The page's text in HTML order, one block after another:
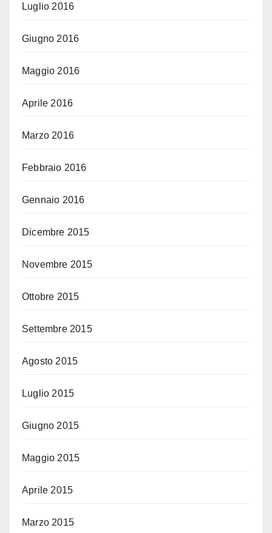
Luglio 2016
Giugno 2016
Maggio 2016
Aprile 2016
Marzo 2016
Febbraio 2016
Gennaio 2016
Dicembre 2015
Novembre 2015
Ottobre 2015
Settembre 2015
Agosto 2015
Luglio 2015
Giugno 2015
Maggio 2015
Aprile 2015
Marzo 2015